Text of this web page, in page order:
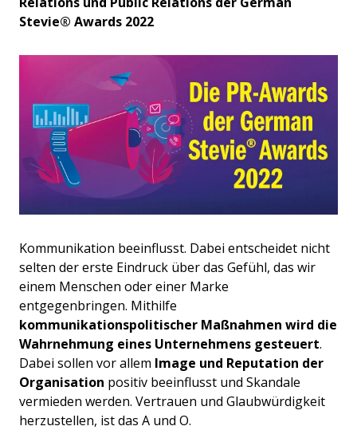
Stevie® Awards 2022
Kommunikation beeinflusst. Dabei entscheidet nicht
selten der erste Eindruck über das Gefühl, das wir
einem Menschen oder einer Marke
entgegenbringen. Mithilfe
kommunikationspolitischer Maßnahmen wird die
Wahrnehmung eines Unternehmens gesteuert.
Dabei sollen vor allem Image und Reputation der
Organisation positiv beeinflusst und Skandale
vermieden werden. Vertrauen und Glaubwürdigkeit
herzustellen, ist das A und O.